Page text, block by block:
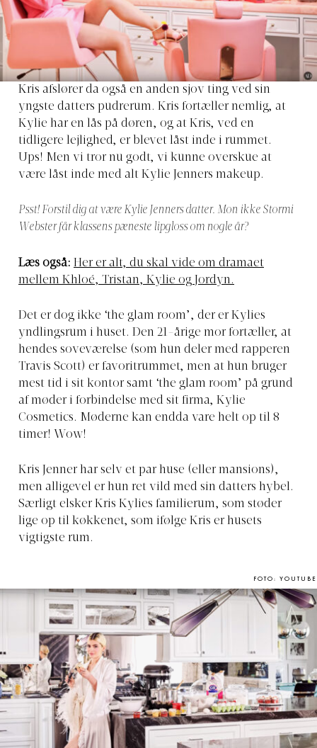
Kris afslører da også en anden sjov ting ved sin
yngste datters pudrerum. Kris fortæller nemlig, at
Kylie har en lås på døren, og at Kris, ved en
tidligere lejlighed, er blevet låst inde i rummet.
Ups! Men vi tror nu godt, vi kunne overskue at
være låst inde med alt Kylie Jenners makeup.
Psst! Forstil dig at være Kylie Jenners datter. Mon ikke Stormi
Webster får klassens pæneste lipgloss om nogle år?
Læs også: Her er alt, du skal vide om dramaet
mellem Khloé, Tristan, Kylie og Jordyn.
Det er dog ikke ‘the glam room’, der er Kylies
yndlingsrum i huset. Den 21-årige mor fortæller, at
hendes soveværelse (som hun deler med rapperen
Travis Scott) er favoritrummet, men at hun bruger
mest tid i sit kontor samt ‘the glam room’ på grund
af møder i forbindelse med sit firma, Kylie
Cosmetics. Møderne kan endda vare helt op til 8
timer! Wow!
Kris Jenner har selv et par huse (eller mansions),
men alligevel er hun ret vild med sin datters hybel.
Særligt elsker Kris Kylies familierum, som støder
lige op til køkkenet, som ifølge Kris er husets
vigtigste rum.
FOTO: YOUTUBE